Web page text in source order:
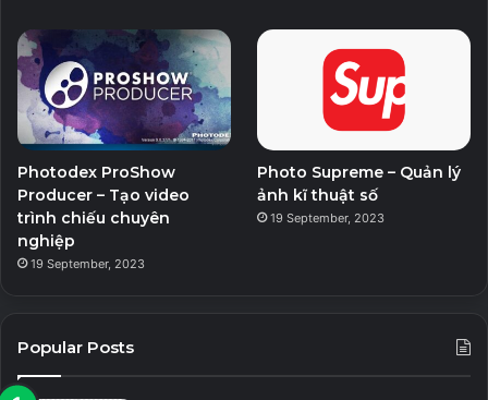
Photodex ProShow
Producer – Tạo video
trình chiếu chuyên
nghiệp
19 September, 2023
Photo Supreme – Quản lý
ảnh kĩ thuật số
19 September, 2023
Popular Posts